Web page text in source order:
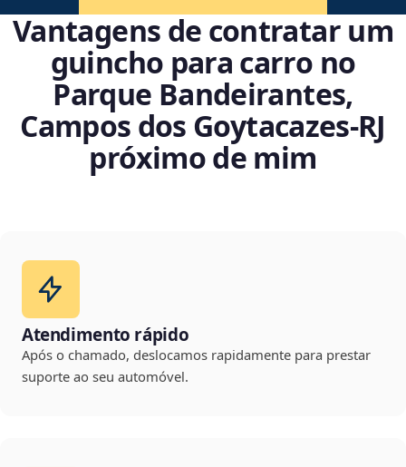
Vantagens de contratar um
guincho para carro no
Parque Bandeirantes,
Campos dos Goytacazes‑RJ
próximo de mim
Atendimento rápido
Após o chamado, deslocamos rapidamente para prestar
suporte ao seu automóvel.